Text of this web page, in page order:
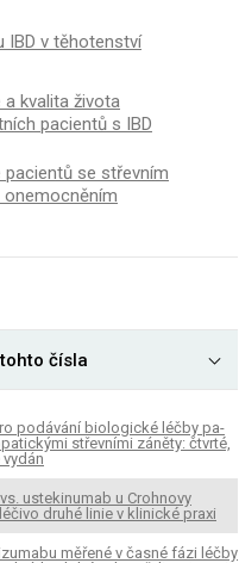
IBD v těhotenství
a kvalita života
pacientů s IBD
pacientů se střevním
onemocněním
čísla
podávání bio­logické léčby pa­
střevními záněty: čtvrté,
ustekinumab u Crohnovy
druhé linie v klinické praxi
měřené v časné fázi léčby